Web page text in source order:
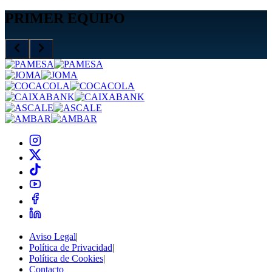
PRIMER EQUIPO
Aviso Legal|
Política de Privacidad|
Política de Cookies|
Contacto